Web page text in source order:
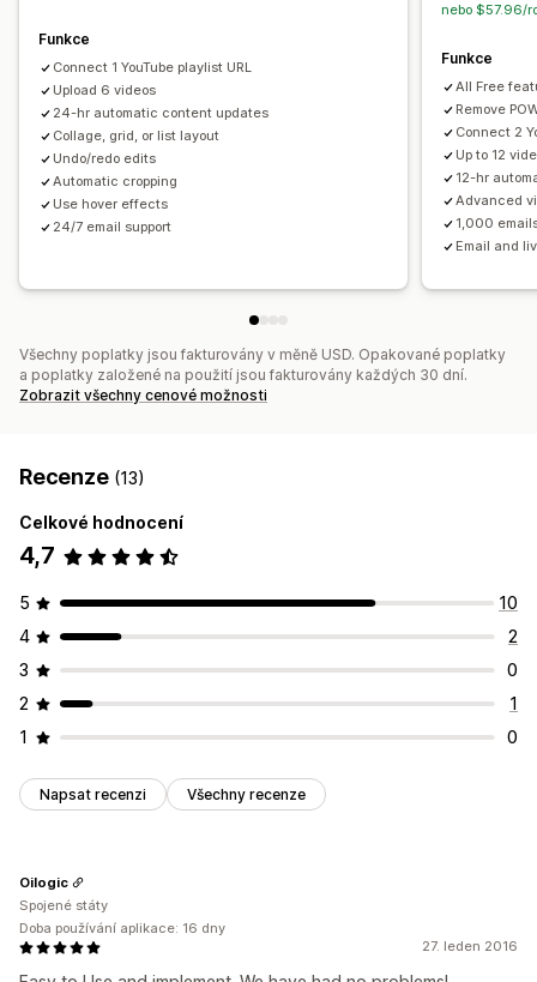
Sdílení na sociálních sítích
Funkce
Connect 1 YouTube playlist URL
Upload 6 videos
24-hr automatic content updates
Collage, grid, or list layout
Undo/redo edits
Automatic cropping
Use hover effects
24/7 email support
nebo $57.96/
Funkce
All Free
Remove
Connect 2
Up to 12
12-hr
Advanced
1,000
Email and
Všechny poplatky jsou fakturovány v měně USD. Opakované poplatky
a poplatky založené na použití jsou fakturovány každých 30 dní.
Zobrazit všechny cenové možnosti
Recenze (13)
Celkové hodnocení
4,7
5
10
4
2
3
0
2
1
1
0
Napsat recenzi Všechny recenze
27. leden 2016
Oilogic
Spojené státy
Doba používání aplikace: 16 dny